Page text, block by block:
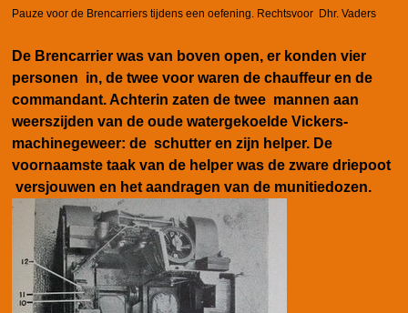
Pauze voor de Brencarriers tijdens een oefening. Rechtsvoor Dhr. Vaders
De Brencarrier was van boven open, er konden vier
personen in, de twee voor waren de chauffeur en de
commandant. Achterin zaten de twee mannen aan
weerszijden van de oude watergekoelde Vickers-
machinegeweer: de schutter en zijn helper. De
voornaamste taak van de helper was de zware driepoot
versjouwen en het aandragen van de munitiedozen.